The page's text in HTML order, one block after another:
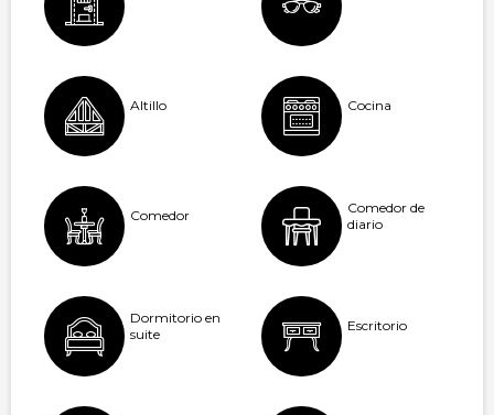
Altillo Cocina
Comedor
Comedor de
diario
Dormitorio en
suite
Escritorio